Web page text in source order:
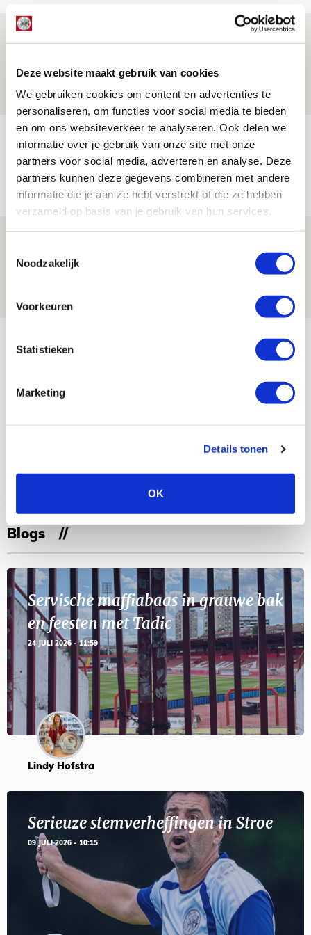
Deze website maakt gebruik van cookies
We gebruiken cookies om content en advertenties te
personaliseren, om functies voor social media te bieden
en om ons websiteverkeer te analyseren. Ook delen we
informatie over je gebruik van onze site met onze
partners voor social media, adverteren en analyse. Deze
partners kunnen deze gegevens combineren met andere
informatie die je aan ze hebt verstrekt of die ze hebben
verzameld op basis van je gebruik van hun services.
Noodzakelijk
Voorkeuren
Statistieken
Marketing
Details tonen
OK
Word ballenjongen of -meid bij Jong
06 AUGUSTUS 2026 - 13:13
PRIJSVRAAG
Reis jij als mascotte mee naar uitduel
met Telstar?
06 AUGUSTUS 2026 - 13:04
PRIJSVRAAG
Ajax - Shelbourne
Selectiedag ballenjongens/-meiden
SEP
Blogs
Servische maffiabaas in grauwe bak
en feesten met Tadic
24 JULI 2026 - 11:59
Lindy Hofstra
Serieuze stemverheffingen in Stroe
09 JULI 2026 - 10:15